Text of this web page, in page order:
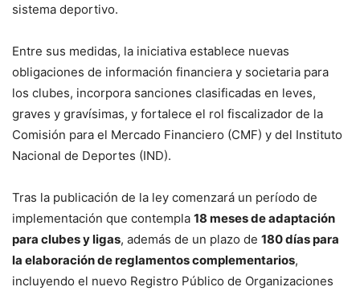
sistema deportivo.
Entre sus medidas, la iniciativa establece nuevas
obligaciones de información financiera y societaria para
los clubes, incorpora sanciones clasificadas en leves,
graves y gravísimas, y fortalece el rol fiscalizador de la
Comisión para el Mercado Financiero (CMF) y del Instituto
Nacional de Deportes (IND).
Tras la publicación de la ley comenzará un período de
implementación que contempla 18 meses de adaptación
para clubes y ligas, además de un plazo de 180 días para
la elaboración de reglamentos complementarios,
incluyendo el nuevo Registro Público de Organizaciones